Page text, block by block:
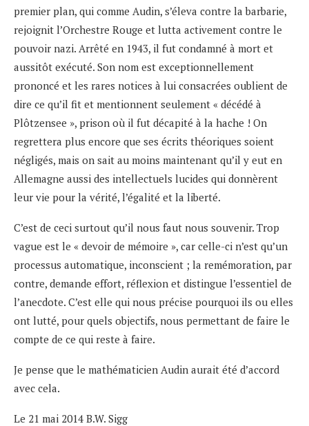
premier plan, qui comme Audin, s’éleva contre la barbarie,
rejoignit l’Orchestre Rouge et lutta activement contre le
pouvoir nazi. Arrêté en 1943, il fut condamné à mort et
aussitôt exécuté. Son nom est exceptionnellement
prononcé et les rares notices à lui consacrées oublient de
dire ce qu’il fit et mentionnent seulement « décédé à
Plôtzensee », prison où il fut décapité à la hache ! On
regrettera plus encore que ses écrits théoriques soient
négligés, mais on sait au moins maintenant qu’il y eut en
Allemagne aussi des intellectuels lucides qui donnèrent
leur vie pour la vérité, l’égalité et la liberté.
C’est de ceci surtout qu’il nous faut nous souvenir. Trop
vague est le « devoir de mémoire », car celle-ci n’est qu’un
processus automatique, inconscient ; la remémoration, par
contre, demande effort, réflexion et distingue l’essentiel de
l’anecdote. C’est elle qui nous précise pourquoi ils ou elles
ont lutté, pour quels objectifs, nous permettant de faire le
compte de ce qui reste à faire.
Je pense que le mathématicien Audin aurait été d’accord
avec cela.
Le 21 mai 2014 B.W. Sigg